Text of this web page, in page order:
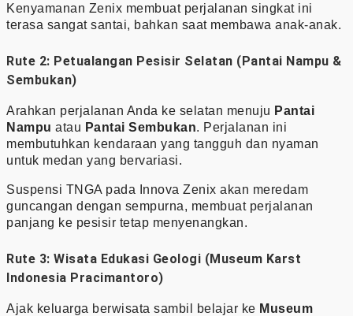
Kenyamanan Zenix membuat perjalanan singkat ini
terasa sangat santai, bahkan saat membawa anak-anak.
Rute 2: Petualangan Pesisir Selatan (Pantai Nampu &
Sembukan)
Arahkan perjalanan Anda ke selatan menuju Pantai
Nampu atau Pantai Sembukan. Perjalanan ini
membutuhkan kendaraan yang tangguh dan nyaman
untuk medan yang bervariasi.
Suspensi TNGA pada Innova Zenix akan meredam
guncangan dengan sempurna, membuat perjalanan
panjang ke pesisir tetap menyenangkan.
Rute 3: Wisata Edukasi Geologi (Museum Karst
Indonesia Pracimantoro)
Ajak keluarga berwisata sambil belajar ke Museum